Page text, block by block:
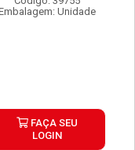
Unidade
FAÇA SEU
LOGIN